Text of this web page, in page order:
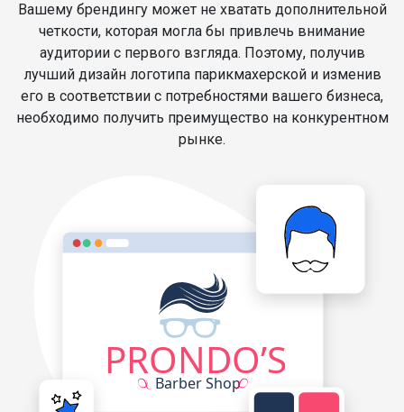
Вашему брендингу может не хватать дополнительной
четкости, которая могла бы привлечь внимание
аудитории с первого взгляда. Поэтому, получив
лучший дизайн логотипа парикмахерской и изменив
его в соответствии с потребностями вашего бизнеса,
необходимо получить преимущество на конкурентном
рынке.